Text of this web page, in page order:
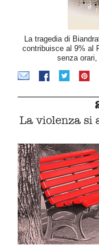
La tragedia di
contribuisce al 9% al
senza
La violenza si